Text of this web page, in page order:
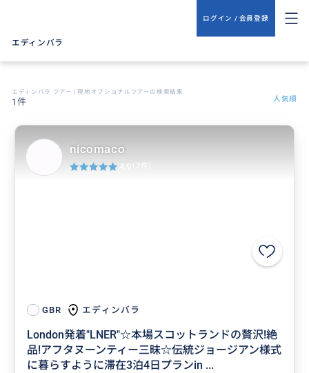
ログイン / 会員登録
エディンバラ
エディンバラ ツアー | 現地オプショナルツアーの検索結果
1件 人気順
GBR エディンバラ
London発着"LNER"☆本場スコットランドの贅沢!絶
品!アフタヌーンティー三昧☆伝統ジョージアン様式
に暮らすように滞在3泊4日プランin ...
nicomaco
4.9 (7件)